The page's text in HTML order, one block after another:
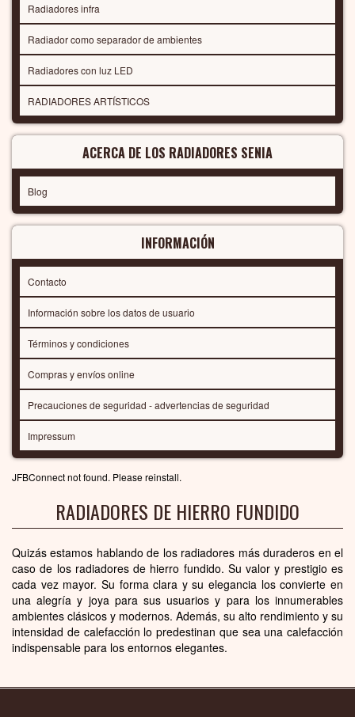
Radiadores infra
Radiador como separador de ambientes
Radiadores con luz LED
RADIADORES ARTÍSTICOS
ACERCA DE LOS RADIADORES SENIA
Blog
INFORMACIÓN
Contacto
Información sobre los datos de usuario
Términos y condiciones
Compras y envíos online
Precauciones de seguridad - advertencias de seguridad
Impressum
JFBConnect not found. Please reinstall.
RADIADORES DE HIERRO FUNDIDO
Quizás estamos hablando de los radiadores más duraderos en el
caso de los radiadores de hierro fundido. Su valor y prestigio es
cada vez mayor. Su forma clara y su elegancia los convierte en
una alegría y joya para sus usuarios y para los innumerables
ambientes clásicos y modernos. Además, su alto rendimiento y su
intensidad de calefacción lo predestinan que sea una calefacción
indispensable para los entornos elegantes.